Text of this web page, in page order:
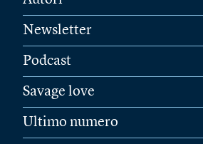
Newsletter
Podcast
Savage love
Ultimo numero